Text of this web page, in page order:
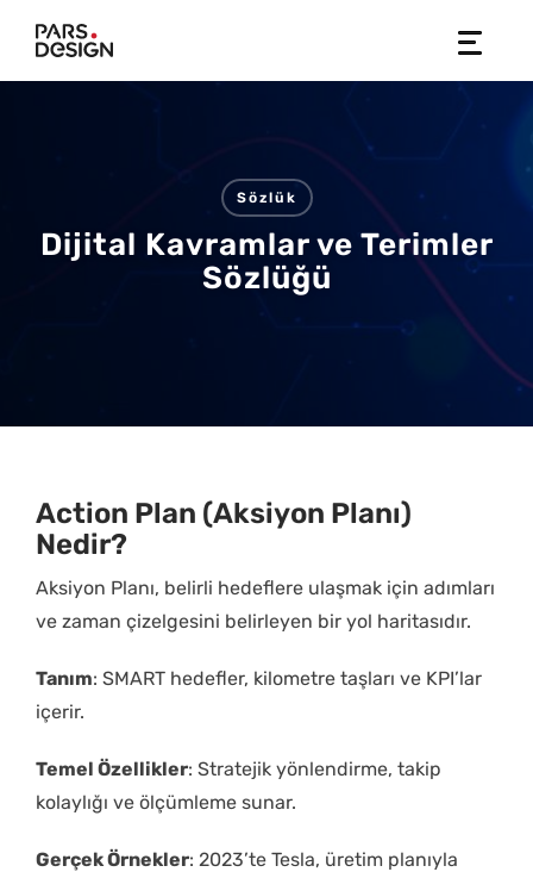
content
Sözlük
Dijital Kavramlar ve Terimler
Sözlüğü
Action Plan (Aksiyon Planı)
Nedir?
Aksiyon Planı, belirli hedeflere ulaşmak için adımları
ve zaman çizelgesini belirleyen bir yol haritasıdır.
Tanım: SMART hedefler, kilometre taşları ve KPI’lar
içerir.
Temel Özellikler: Stratejik yönlendirme, takip
kolaylığı ve ölçümleme sunar.
Gerçek Örnekler: 2023’te Tesla, üretim planıyla